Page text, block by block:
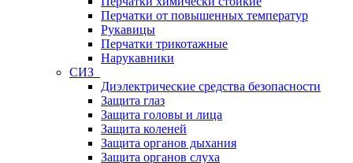
Перчатки от повышенных температур
Рукавицы
Перчатки трикотажные
Нарукавники
СИЗ
Диэлектрические средства безопасности
Защита глаз
Защита головы и лица
Защита коленей
Защита органов дыхания
Защита органов слуха